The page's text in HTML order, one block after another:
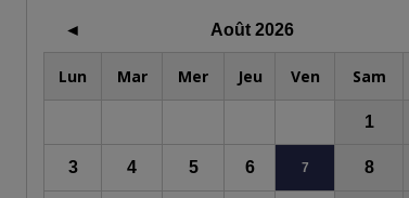
◄ Août 2026
Lun Mar Mer Jeu Ven Sam
1
3 4 5 6 7 8